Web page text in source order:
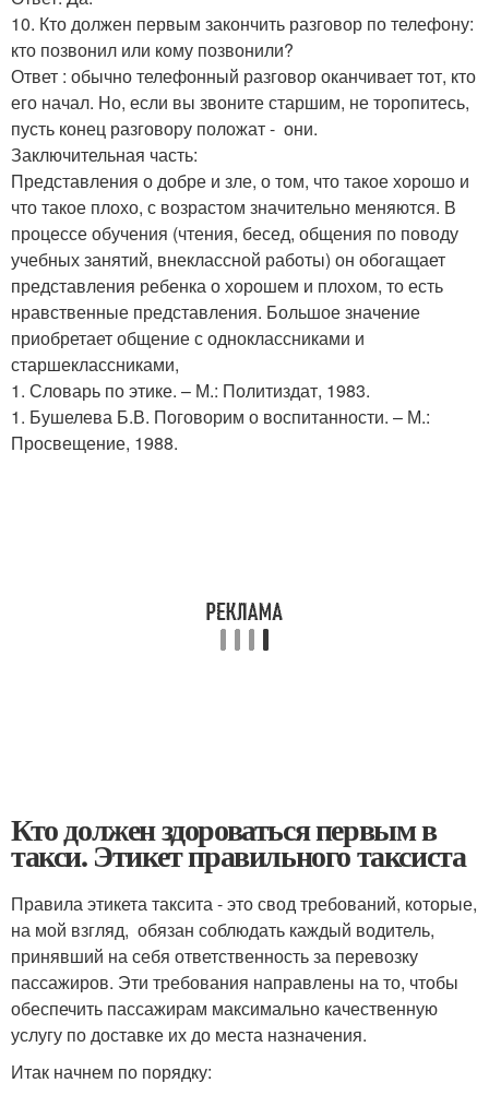
10. Кто должен первым закончить разговор по телефону:
кто позвонил или кому позвонили?
Ответ : обычно телефонный разговор оканчивает тот, кто
его начал. Но, если вы звоните старшим, не торопитесь,
пусть конец разговору положат - они.
Заключительная часть:
Представления о добре и зле, о том, что такое хорошо и
что такое плохо, с возрастом значительно меняются. В
процессе обучения (чтения, бесед, общения по поводу
учебных занятий, внеклассной работы) он обогащает
представления ребенка о хорошем и плохом, то есть
нравственные представления. Большое значение
приобретает общение с одноклассниками и
старшеклассниками,
1. Словарь по этике. – М.: Политиздат, 1983.
1. Бушелева Б.В. Поговорим о воспитанности. – М.:
Просвещение, 1988.
Кто должен здороваться первым в
такси. Этикет правильного таксиста
Правила этикета таксита - это свод требований, которые,
на мой взгляд, обязан соблюдать каждый водитель,
принявший на себя ответственность за перевозку
пассажиров. Эти требования направлены на то, чтобы
обеспечить пассажирам максимально качественную
услугу по доставке их до места назначения.
Итак начнем по порядку: